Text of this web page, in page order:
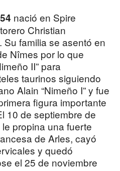
nació en Spire
Christian
familia se asentó en
Nîmes por lo que
II” para
taurinos siguiendo
Alain “Nimeño I” y fue
figura importante
10 de septiembre de
propina una fuerte
de Arles, cayó
y quedó
el 25 de noviembre